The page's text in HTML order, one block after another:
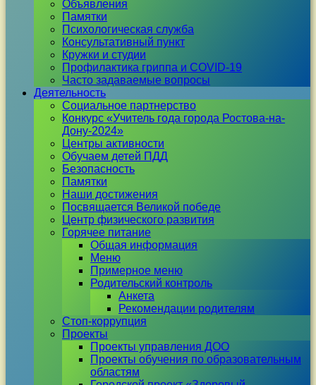
Объявления
Памятки
Психологическая служба
Консультативный пункт
Кружки и студии
Профилактика гриппа и COVID-19
Часто задаваемые вопросы
Деятельность
Социальное партнерство
Конкурс «Учитель года города Ростова-на-
Дону-2024»
Центры активности
Обучаем детей ПДД
Безопасность
Памятки
Наши достижения
Посвящается Великой победе
Центр физического развития
Горячее питание
Общая информация
Меню
Примерное меню
Родительский контроль
Анкета
Рекомендации родителям
Стоп-коррупция
Проекты
Проекты управления ДОО
Проекты обучения по образовательным
областям